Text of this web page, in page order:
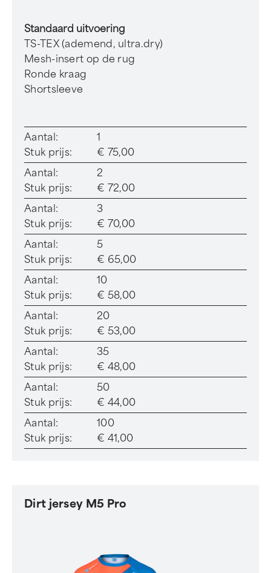
Standaard uitvoering
TS-TEX (ademend, ultra.dry)
Mesh-insert op de rug
Ronde kraag
Shortsleeve
Aantal:
1
Stuk prijs:
€ 75,00
Aantal:
2
Stuk prijs:
€ 72,00
Aantal:
3
Stuk prijs:
€ 70,00
Aantal:
5
Stuk prijs:
€ 65,00
Aantal:
10
Stuk prijs:
€ 58,00
Aantal:
20
Stuk prijs:
€ 53,00
Aantal:
35
Stuk prijs:
€ 48,00
Aantal:
50
Stuk prijs:
€ 44,00
Aantal:
100
Stuk prijs:
€ 41,00
Dirt jersey M5 Pro